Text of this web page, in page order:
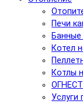
Печи
Банные
Котел
Котлы